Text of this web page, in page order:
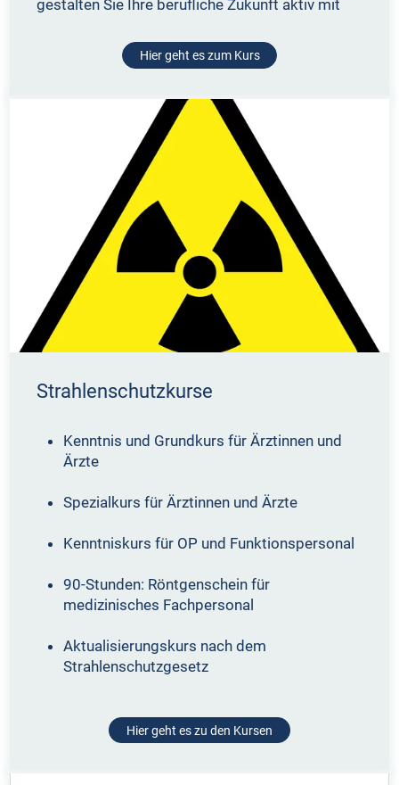
gestalten Sie Ihre berufliche Zukunft aktiv mit
Hier geht es zum Kurs
Strahlenschutzkurse
Kenntnis und Grundkurs für Ärztinnen und
Ärzte
Spezialkurs für Ärztinnen und Ärzte
Kenntniskurs für OP und Funktionspersonal
90-Stunden: Röntgenschein für
medizinisches Fachpersonal
Aktualisierungskurs nach dem
Strahlenschutzgesetz
Hier geht es zu den Kursen